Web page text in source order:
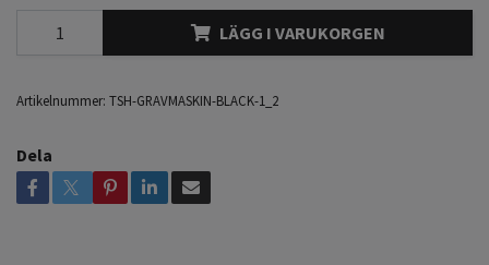
LÄGG I VARUKORGEN
Artikelnummer: TSH-GRAVMASKIN-BLACK-1_2
Dela